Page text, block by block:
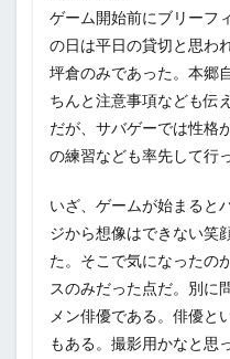
ゲーム開始前にブリーフ
の日は平日の貸切と思わ
坪倉のみであった。本郷
ちんと注意事項なども伝
だが、サバゲーでは性格
の練習なども率先して行
いざ、ゲームが始まると
ジから想像はできない笑
た。そこで気になったの
スのみだった点だ。別に
メン俳優である。俳優と
もある。撮影用かなと思